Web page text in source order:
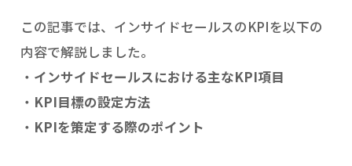
この記事では、インサイドセールスのKPIを以下の
内容で解説しました。
インサイドセールスにおける主なKPI項目
KPI目標の設定方法
KPIを策定する際のポイント